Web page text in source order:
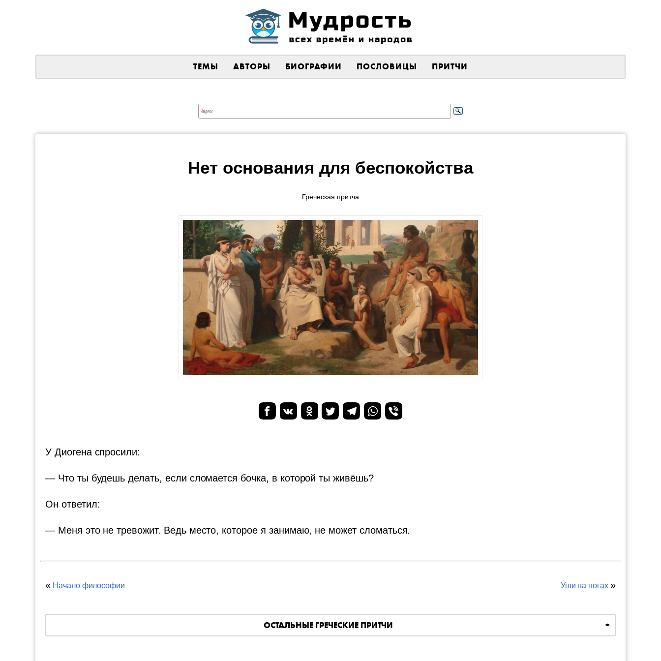
ТЕМЫ АВТОРЫ БИОГРАФИИ ПОСЛОВИЦЫ ПРИТЧИ
Нет основания для беспокойства
Греческая притча
У Диогена спросили:
— Что ты будешь делать, если сломается бочка, в которой ты живёшь?
Он ответил:
— Меня это не тревожит. Ведь место, которое я занимаю, не может сломаться.
« Начало философии Уши на ногах »
ОСТАЛЬНЫЕ ГРЕЧЕСКИЕ ПРИТЧИ